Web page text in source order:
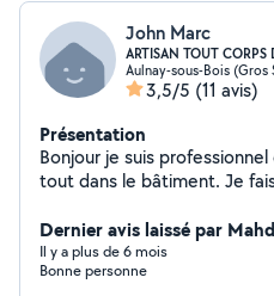
John Marc
ARTISAN TOUT CORPS
Aulnay-sous-Bois (Gros
3,5/5 (11 avis)
Présentation
Bonjour je suis
tout dans le bâtiment. Je
pose carrelage, de la chap
Je fais de la maçonnerie, je
N'hésitez pas à m'appeler
Dernier avis laissé par
Il y a plus de 6 mois
Bonne personne